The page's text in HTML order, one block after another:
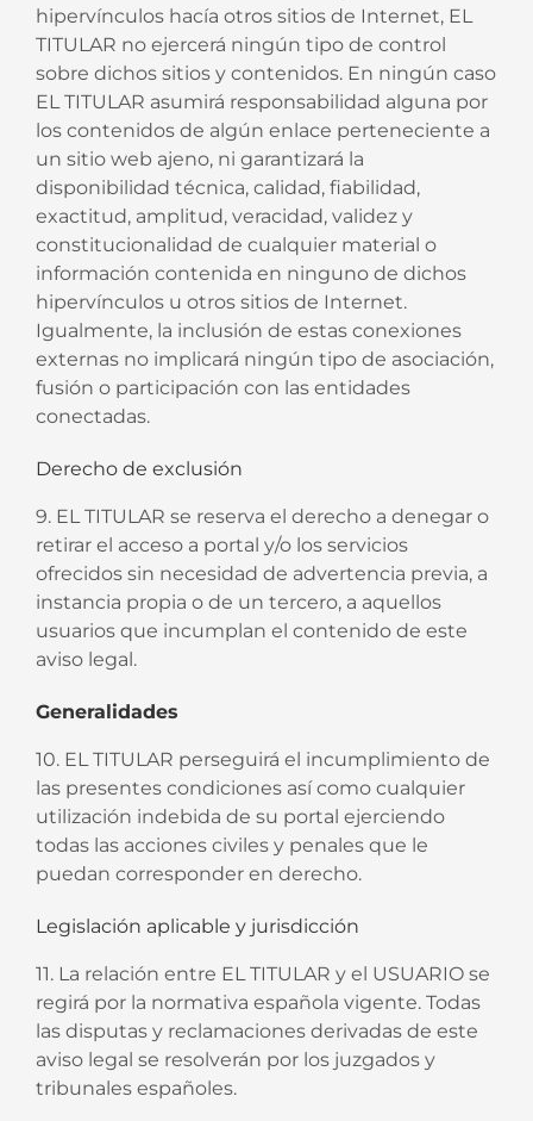
hipervínculos hacía otros sitios de Internet, EL
TITULAR no ejercerá ningún tipo de control
sobre dichos sitios y contenidos. En ningún caso
EL TITULAR asumirá responsabilidad alguna por
los contenidos de algún enlace perteneciente a
un sitio web ajeno, ni garantizará la
disponibilidad técnica, calidad, fiabilidad,
exactitud, amplitud, veracidad, validez y
constitucionalidad de cualquier material o
información contenida en ninguno de dichos
hipervínculos u otros sitios de Internet.
Igualmente, la inclusión de estas conexiones
externas no implicará ningún tipo de asociación,
fusión o participación con las entidades
conectadas.
Derecho de exclusión
9. EL TITULAR se reserva el derecho a denegar o
retirar el acceso a portal y/o los servicios
ofrecidos sin necesidad de advertencia previa, a
instancia propia o de un tercero, a aquellos
usuarios que incumplan el contenido de este
aviso legal.
Generalidades
10. EL TITULAR perseguirá el incumplimiento de
las presentes condiciones así como cualquier
utilización indebida de su portal ejerciendo
todas las acciones civiles y penales que le
puedan corresponder en derecho.
Legislación aplicable y jurisdicción
11. La relación entre EL TITULAR y el USUARIO se
regirá por la normativa española vigente. Todas
las disputas y reclamaciones derivadas de este
aviso legal se resolverán por los juzgados y
tribunales españoles.